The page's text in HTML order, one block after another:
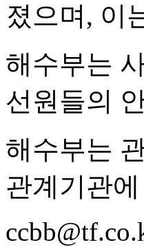
졌으며, 이
해수부는
선원들의
해수부는
관계기관